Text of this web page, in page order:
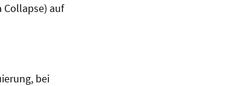
Collapse) auf
bei